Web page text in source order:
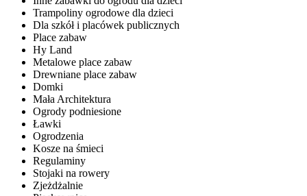
Trampoliny ogrodowe dla dzieci
Dla szkół i placówek publicznych
Place zabaw
Hy Land
Metalowe place zabaw
Drewniane place zabaw
Domki
Mała Architektura
Ogrody podniesione
Ławki
Ogrodzenia
Kosze na śmieci
Regulaminy
Stojaki na rowery
Zjeżdżalnie